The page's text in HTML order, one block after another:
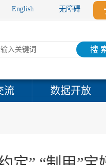
English 无障碍
搜
流 数据开放